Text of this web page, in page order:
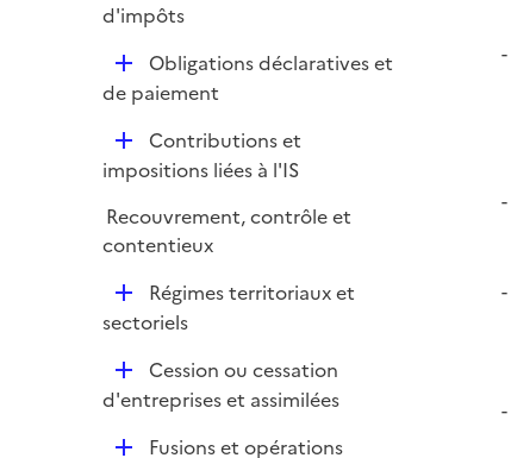
r
l
r
é
i
d'impôts
D
é
i
r
Obligations déclaratives et
de paiement
D
é
l
i
Contributions et
impositions liées à l'IS
Recouvrement, contrôle et
contentieux
D
é
i
Régimes territoriaux et
sectoriels
D
é
Cession ou cessation
d'entreprises et assimilées
DFusions et opérations